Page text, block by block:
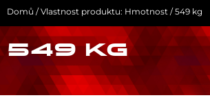
Domů / Vlastnost produktu: Hmotnost / 549 kg
549 KG